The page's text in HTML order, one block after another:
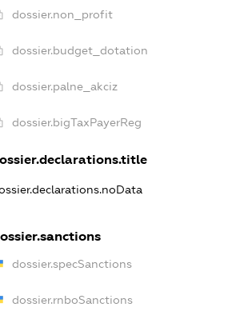
dossier.non_profit
dossier.budget_dotation
dossier.palne_akciz
dossier.bigTaxPayerReg
dossier.specSanctions
dossier.rnboSanctions